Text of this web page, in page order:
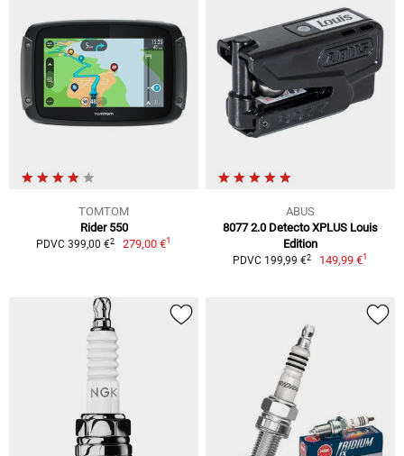
TOMTOM
Rider 550
PDVC 399,00 €2 279,00 €1
ABUS
8077 2.0 Detecto XPLUS Louis
Edition
PDVC 199,99 €2 149,99 €1